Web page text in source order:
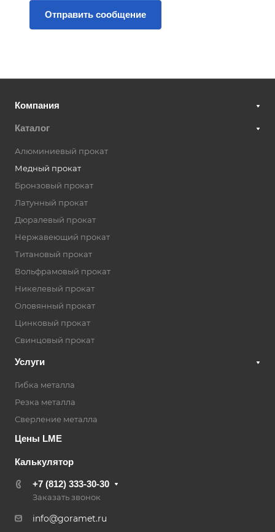
Компания
Каталог
Алюминиевый прокат
Медный прокат
Бронзовый прокат
Латунный прокат
Дюралевый прокат
Нержавеющий прокат
Титановый прокат
Вольфрамовый прокат
Никелевый прокат
Оловянный прокат
Цинковый прокат
Свинцовый прокат
Услуги
Гибка металла
Резка металла
Сверление металла
Цены LME
Калькулятор
+7 (812) 333-30-30
Заказать звонок
info@goramet.ru